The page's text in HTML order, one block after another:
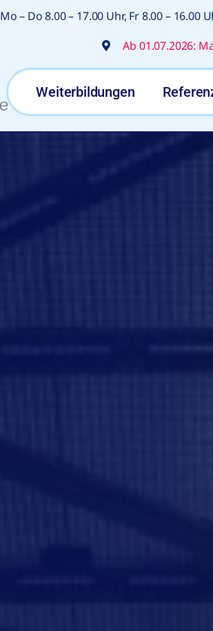
Mo – Do 8.00 – 17.00 Uhr, Fr 8.00 – 16.00
Ab 01.07.2026:
Weiterbildungen